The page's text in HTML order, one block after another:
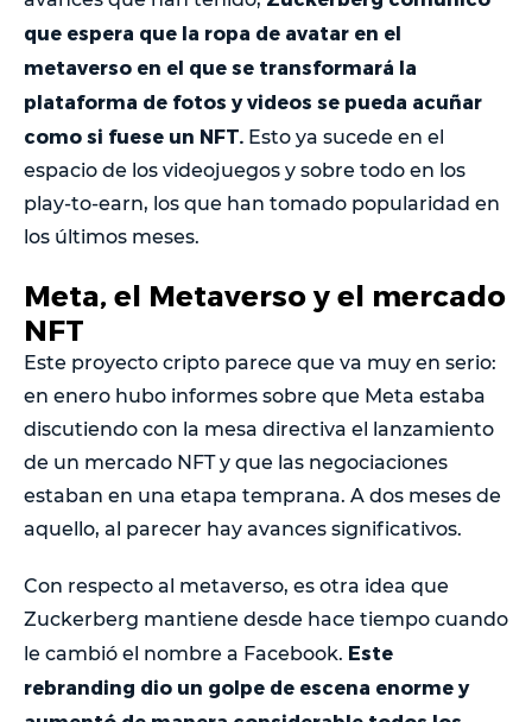
que espera que la ropa de avatar en el
metaverso en el que se transformará la
plataforma de fotos y videos se pueda acuñar
como si fuese un NFT. Esto ya sucede en el
espacio de los videojuegos y sobre todo en los
play-to-earn, los que han tomado popularidad en
los últimos meses.
Meta, el Metaverso y el mercado
NFT
Este proyecto cripto parece que va muy en serio:
en enero hubo informes sobre que Meta estaba
discutiendo con la mesa directiva el lanzamiento
de un mercado NFT y que las negociaciones
estaban en una etapa temprana. A dos meses de
aquello, al parecer hay avances significativos.
Con respecto al metaverso, es otra idea que
Zuckerberg mantiene desde hace tiempo cuando
le cambió el nombre a Facebook. Este
rebranding dio un golpe de escena enorme y